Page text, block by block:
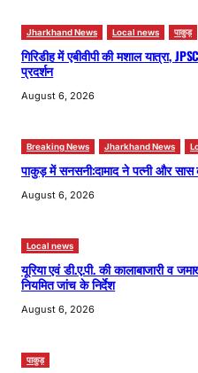
Jharkhand News Local news पाकुड़
गिरिडीह में एबीवीपी की मशाल यात्रा,
प्रदर्शन
August 6, 2026
Breaking News Jharkhand News
पाकुड़ में सनसनी:दामाद ने पत्नी और सास
August 6, 2026
Local news
यूरिया एवं डी.ए.पी. की कालाबाजारी व
नियमित जांच के निर्देश
August 6, 2026
पाकुड़